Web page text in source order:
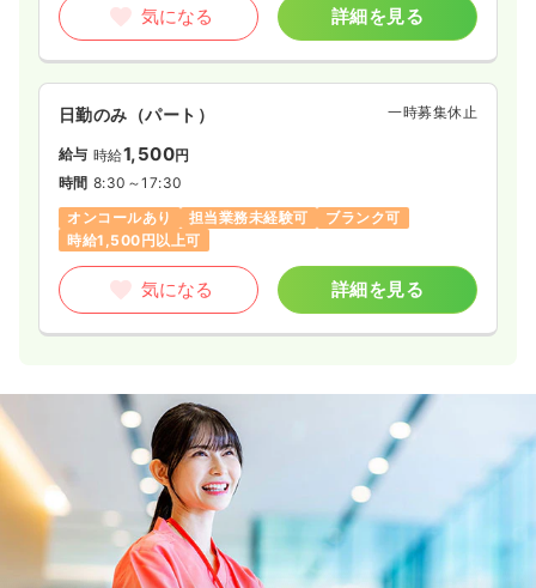
気になる 詳細を見る
日勤のみ（パート） 一時募集休止
給与 時給1,500円
時間 8:30～17:30
オンコールあり
担当業務未経験可
ブランク可
時給1,500円以上可
気になる 詳細を見る